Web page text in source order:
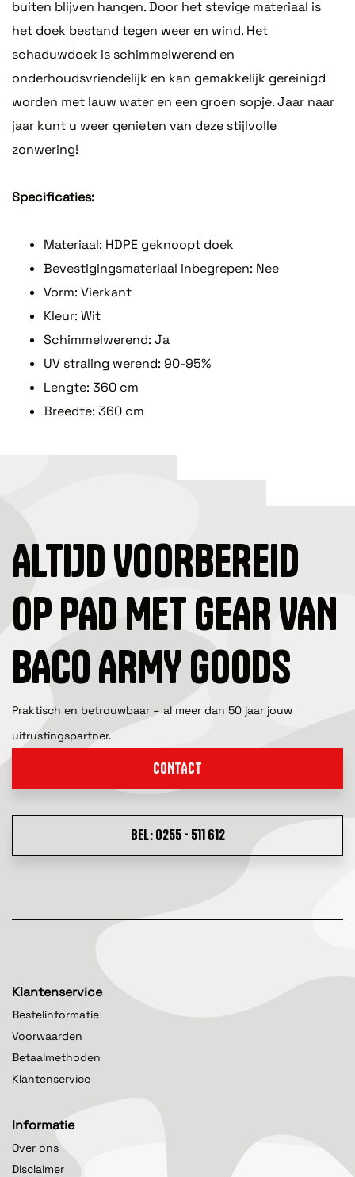
buiten blijven hangen. Door het stevige materiaal is
het doek bestand tegen weer en wind. Het
schaduwdoek is schimmelwerend en
onderhoudsvriendelijk en kan gemakkelijk gereinigd
worden met lauw water en een groen sopje. Jaar naar
jaar kunt u weer genieten van deze stijlvolle
zonwering!
Specificaties:
Materiaal: HDPE geknoopt doek
Bevestigingsmateriaal inbegrepen: Nee
Vorm: Vierkant
Kleur: Wit
Schimmelwerend: Ja
UV straling werend: 90-95%
Lengte: 360 cm
Breedte: 360 cm
ALTIJD VOORBEREID
OP PAD MET GEAR VAN
BACO ARMY GOODS
Praktisch en betrouwbaar – al meer dan 50 jaar jouw
uitrustingspartner.
CONTACT
BEL: 0255 - 511 612
Klantenservice
Bestelinformatie
Voorwaarden
Betaalmethoden
Klantenservice
Informatie
Over ons
Disclaimer